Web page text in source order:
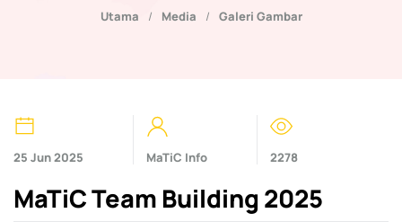
Utama Media Galeri Gambar
25 Jun 2025 MaTiC Info 2278
MaTiC Team Building 2025